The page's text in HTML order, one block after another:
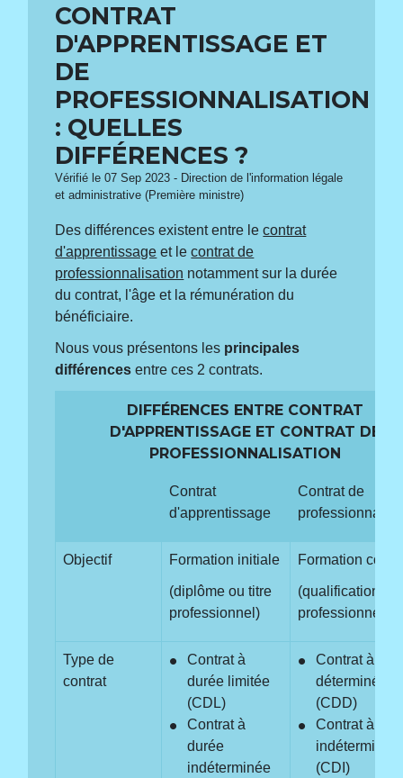
CONTRAT
D'APPRENTISSAGE ET
DE
PROFESSIONNALISATION
: QUELLES
DIFFÉRENCES ?
Vérifié le 07 Sep 2023 - Direction de l'information légale
et administrative (Première ministre)
Des différences existent entre lecontrat
d'apprentissage et lecontrat de
professionnalisation notamment sur la durée
du contrat, l'âge et la rémunération du
bénéficiaire.
Nous vous présentons les principales
différences entre ces 2 contrats.
DIFFÉRENCES ENTRE CONTRAT
D'APPRENTISSAGE ET CONTRAT DE
PROFESSIONNALISATION
Contrat
d'apprentissage
Contrat de
Objectif Formation initiale
(diplôme ou titre
professionnel)
Formation
(qualification
professionnelle)
Type de
contrat
Contrat à
durée limitée
(CDL)
Contrat à
durée
indéterminée
Contrat à
déterminée
(CDD)
Contrat à
indéterminée
(CDI)